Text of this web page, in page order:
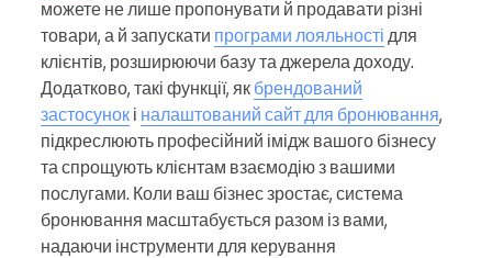
можете не лише пропонувати й продавати різні
товари, а й запускати програми лояльності для
клієнтів, розширюючи базу та джерела доходу.
Додатково, такі функції, як брендований
застосунок і налаштований сайт для бронювання,
підкреслюють професійний імідж вашого бізнесу
та спрощують клієнтам взаємодію з вашими
послугами. Коли ваш бізнес зростає, система
бронювання масштабується разом із вами,
надаючи інструменти для керування